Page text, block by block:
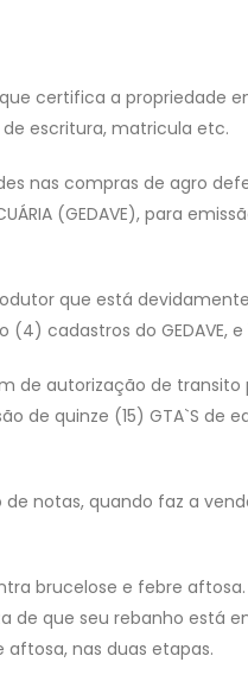
certifica a propriedade
escritura, matricula etc.
nas compras de agro
(GEDAVE), para
que está
cadastros do GEDAVE, e
de autorização de transito
de quinze (15) GTA`S de
notas, quando faz a
brucelose e febre
de que seu rebanho está
aftosa, nas duas etapas.